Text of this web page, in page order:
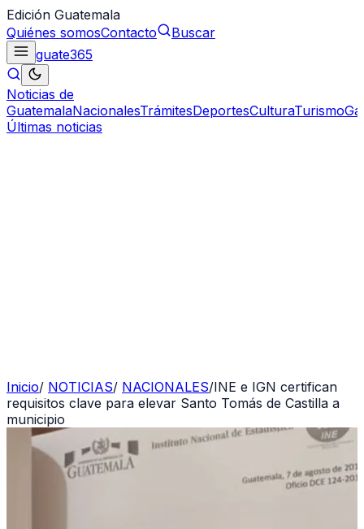
Edición Guatemala
Quiénes somosContacto
Buscar
guate365
Noticias de
GuatemalaNacionalesTrámitesDeportesCulturaTurismo
Últimas noticias
Inicio/ NOTICIAS/ NACIONALES/INE e IGN certifican
requisitos clave para elevar Santo Tomás de Castilla a
municipio